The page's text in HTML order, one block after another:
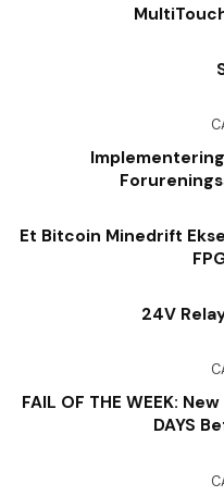
Et Bitcoin Minedrift
24V
FAIL OF THE WEEK:
DAYS